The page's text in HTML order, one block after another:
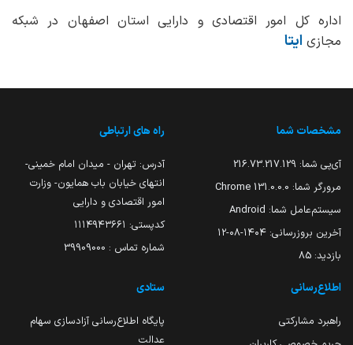
اداره کل امور اقتصادی و دارایی استان اصفهان در شبکه
مجازی ایتا
مشخصات شما
آی‌پی شما: 216.73.217.129
مرورگر شما: 131.0.0.0 Chrome
سیستم‌عامل شما: Android
آخرین بروزرسانی: ۱۴۰۴-۰۸-۱۲
بازدید: 85
راه های ارتباطی
آدرس: تهران - میدان امام خمینی-
انتهای خیابان باب همایون- وزارت
امور اقتصادی و دارایی
کدپستی: ۱۱۱۴۹۴۳۶۶۱
شماره تماس : 39909000
اطلاع‌رسانی
راهبرد مشارکتی
ستادی
پایگاه اطلاع‌رسانی آزادسازی سهام
عدالت